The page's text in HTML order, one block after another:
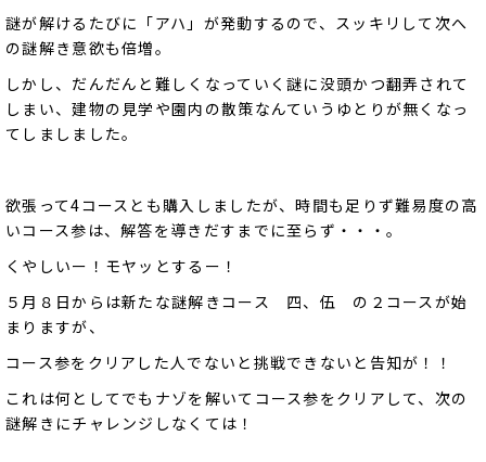
謎が解けるたびに「アハ」が発動するので、スッキリして次へ
の謎解き意欲も倍増。
しかし、だんだんと難しくなっていく謎に没頭かつ翻弄されて
しまい、建物の見学や園内の散策なんていうゆとりが無くなっ
てしましました。
欲張って4コースとも購入しましたが、時間も足りず難易度の高
いコース参は、解答を導きだすまでに至らず・・・。
くやしいー！モヤッとするー！
５月８日からは新たな謎解きコース 四、伍 の２コースが始
まりますが、
コース参をクリアした人でないと挑戦できないと告知が！！
これは何としてでもナゾを解いてコース参をクリアして、次の
謎解きにチャレンジしなくては！